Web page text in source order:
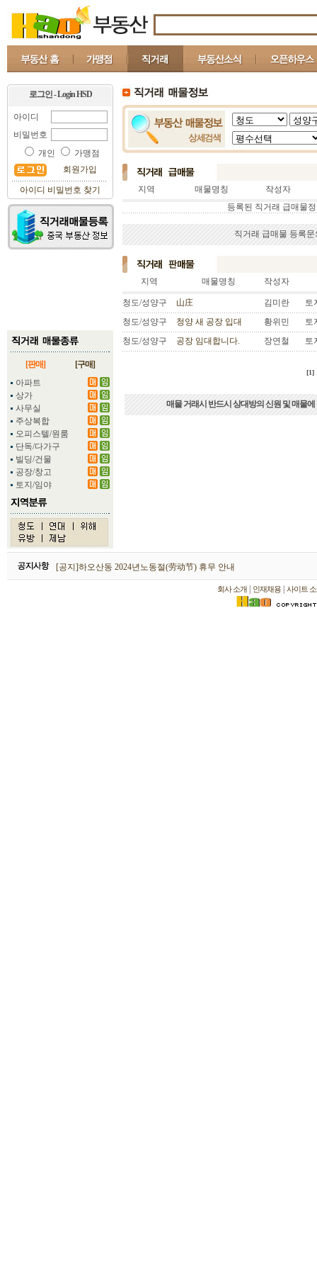
로그인 - Login HSD
아이디
비밀번호
개인
가맹점
회원가입
아이디 비밀번호 찾기
[판매]
[구매]
아파트
상가
사무실
주상복합
오피스텔/원룸
단독/다가구
빌딩/건물
공장/창고
토지/임야
지역 매물명칭
작성자
등록된 직거래 급매물
직거래 급매물 등록문
지역 매물명칭 작성자
청도/성양구 山庄 김미란
토
청도/성양구
청양 새 공장 입대 황위민
토
청도/성양구
공장 임대합니다. 장연철 토
[1]
매물 거래시 반드시 상대방의 신원 및 매물
하오산동 2026년 설날(春节) 휴무 안내
[공지]하오산동 2024년노동절(劳动节) 휴무 안내
[공지]하오산동 2024년 설날(春节) 휴무 안내
회사 소개 인재채용 사이트